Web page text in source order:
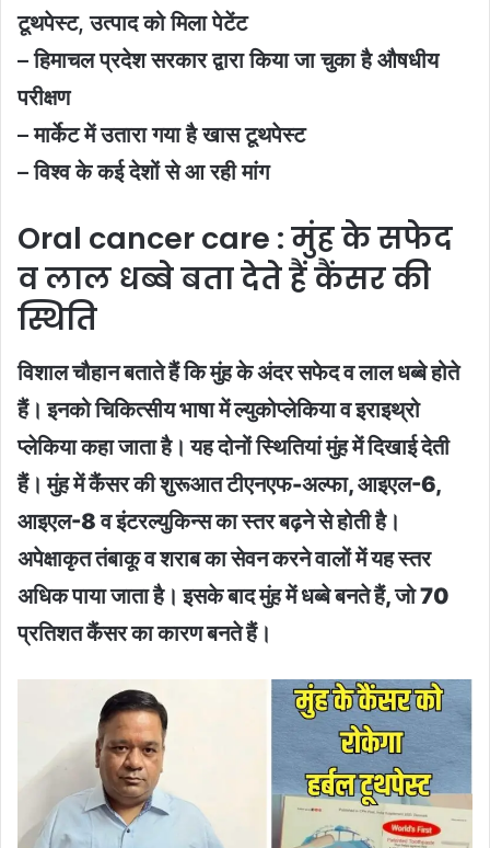
टूथपेस्ट, उत्पाद को मिला पेटेंट
– हिमाचल प्रदेश सरकार द्वारा किया जा चुका है औषधीय
परीक्षण
– मार्केट में उतारा गया है खास टूथपेस्ट
– विश्व के कई देशों से आ रही मांग
Oral cancer care : मुंह के सफेद
व लाल धब्बे बता देते हैं कैंसर की
स्थिति
विशाल चौहान बताते हैं कि मुंह के अंदर सफेद व लाल धब्बे होते
हैं। इनको चिकित्सीय भाषा में ल्युकोप्लेकिया व इराइथ्रो
प्लेकिया कहा जाता है। यह दोनों स्थितियां मुंह में दिखाई देती
हैं। मुंह में कैंसर की शुरूआत टीएनएफ-अल्फा, आइएल-6,
आइएल-8 व इंटरल्युकिन्स का स्तर बढ़ने से होती है।
अपेक्षाकृत तंबाकू व शराब का सेवन करने वालों में यह स्तर
अधिक पाया जाता है। इसके बाद मुंह में धब्बे बनते हैं, जो 70
प्रतिशत कैंसर का कारण बनते हैं।